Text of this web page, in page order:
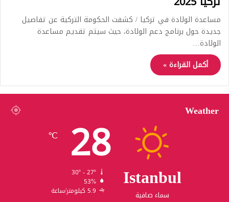
مساعدة الولادة في تركيا / كشفت الحكومة التركية عن تفاصيل
جديدة حول برنامج دعم الولادة، حيث سيتم تقديم مساعدة
الولادة…
أكمل القراءة »
Weather
Istanbul
سماء صافية
28
℃
30º - 27º
53%
5.9 كيلومتر/ساعة